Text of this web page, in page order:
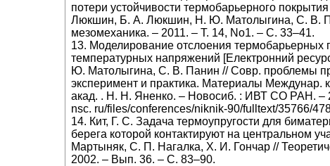
потери устойчивости термобарьерного
Люкшин, Б. А. Люкшин, Н. Ю. Матолыгина, С. В.
мезомеханика. – 2011. – Т. 14, No1. – С. 33–41.
13. Моделирование отслоения термобарьерных
температурных напряжений [Електронний
Ю. Матолыгина, С. В. Панин // Совр. проблемы
эксперимент и практика. Материалы Междунар.
акад. . Н. Н. Яненко. – Новосиб. : ИВТ СО РАН. –
nsc. ru/files/conferences/niknik-90/fulltext/35766/
14. Кит, Г. С. Задача термоупругости для
берега которой контактируют на центральном
Мартыняк, С. П. Нагалка, Х. И. Гончар //
2002. – Вып. 36. – С. 83–90.